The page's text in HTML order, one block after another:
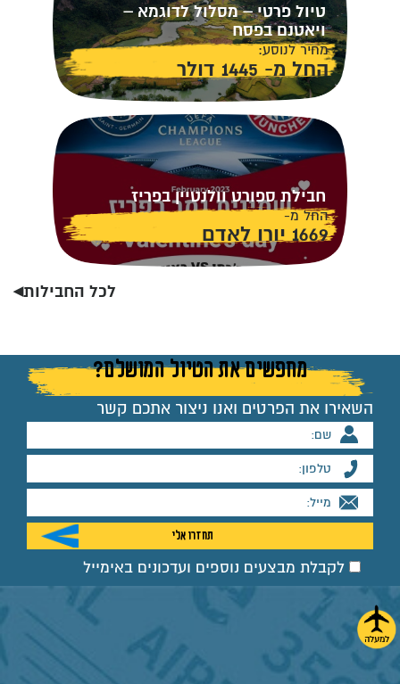
טיול פרטי – מסלול לדוגמא –
ויאטנם בפסח
מחיר לנוסע:
החל מ- 1445 דולר
חבילת ספורט וולנטיין בפריז
החל מ-
1669 יורו לאדם
לכל החבילות◂
מחפשים את הטיול המושלם?
השאירו את הפרטים ואנו ניצור אתכם קשר
לקבלת מבצעים נוספים ועדכונים באימייל